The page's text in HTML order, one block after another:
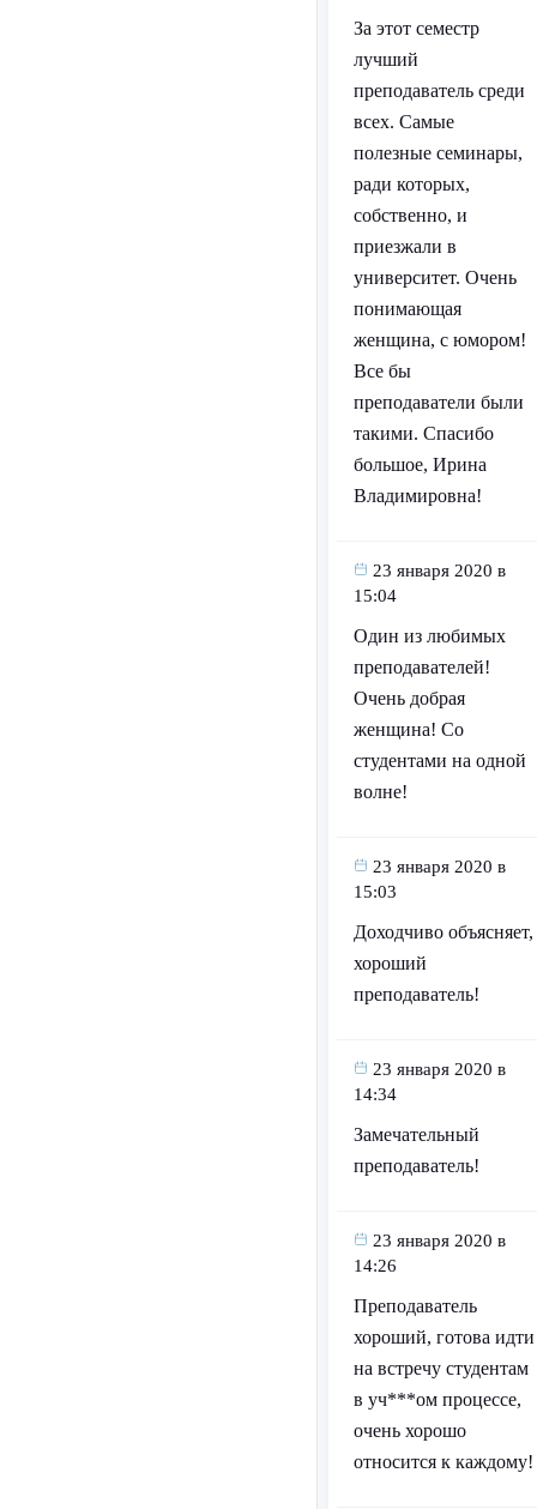
За этот семестр
лучший
преподаватель среди
всех. Самые
полезные семинары,
ради которых,
собственно, и
приезжали в
университет. Очень
понимающая
женщина, с юмором!
Все бы
преподаватели были
такими. Спасибо
большое, Ирина
Владимировна!
23 января 2020 в
15:04
Один из любимых
преподавателей!
Очень добрая
женщина! Со
студентами на одной
волне!
23 января 2020 в
15:03
Доходчиво объясняет,
хороший
преподаватель!
23 января 2020 в
14:34
Замечательный
преподаватель!
23 января 2020 в
14:26
Преподаватель
хороший, готова идти
на встречу студентам
в уч***ом процессе,
очень хорошо
относится к каждому!